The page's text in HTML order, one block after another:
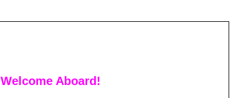
Welcome Aboard!